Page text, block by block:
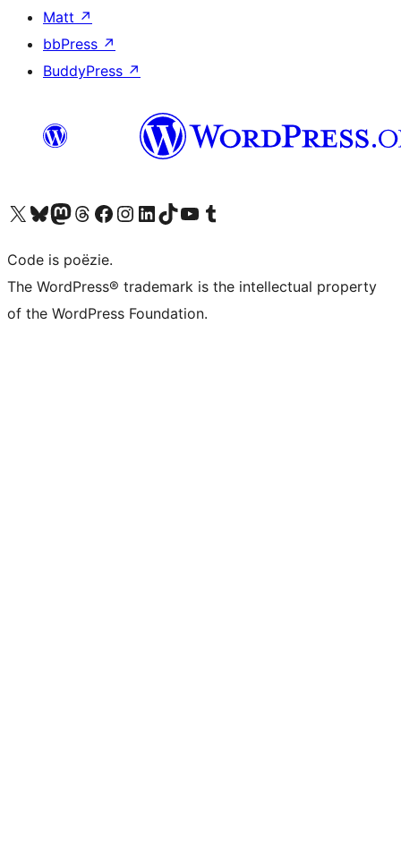
Matt ↗
bbPress ↗
BuddyPress ↗
Bezoek ons X (voorheen Twitter) account
Bezoek ons Bluesky account
Bezoek ons Mastodon account
Bezoek ons Threads account
Onze Facebook pagina bezoeken
Bezoek ons Instagram account
Bezoek ons LinkedIn account
Bezoek ons TikTok account
Bezoek ons YouTube kanaalBezoek ons Tumblr account
Code is poëzie.
The WordPress® trademark is the intellectual property
of the WordPress Foundation.